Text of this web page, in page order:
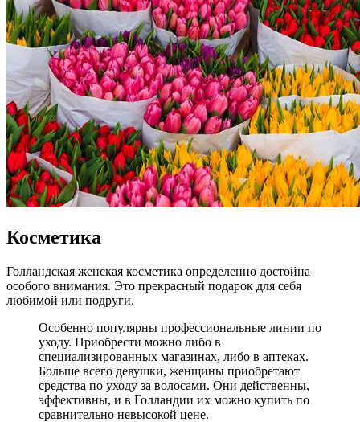
Косметика
Голландская женская косметика определенно достойна
особого внимания. Это прекрасный подарок для себя
любимой или подруги.
Особенно популярны профессиональные линии по
уходу. Приобрести можно либо в
специализированных магазинах, либо в аптеках.
Больше всего девушки, женщины приобретают
средства по уходу за волосами. Они действенны,
эффективны, и в Голландии их можно купить по
сравнительно невысокой цене.